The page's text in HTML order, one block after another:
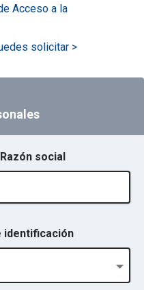
Acceso a la
solicitar >
social
identificación